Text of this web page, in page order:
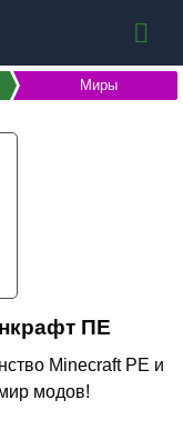
Миры
ПЕ
Minecraft PE и
модов!